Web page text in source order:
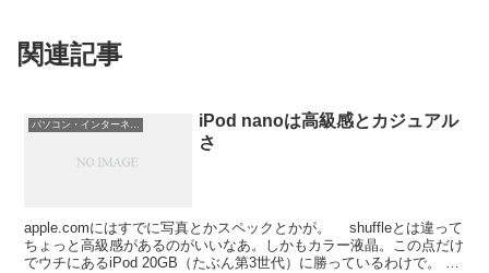
関連記事
iPod nanoは高級感とカジュアル
さ
apple.comにはすでに写真とかスペックとかが。 shuffleとは違って
ちょっと高級感があるのがいいなあ。しかもカラー液晶。この点だけ
でウチにあるiPod 20GB（たぶん第3世代）に勝っているわけで。